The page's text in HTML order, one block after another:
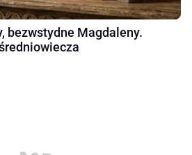
bezwstydne Magdaleny.